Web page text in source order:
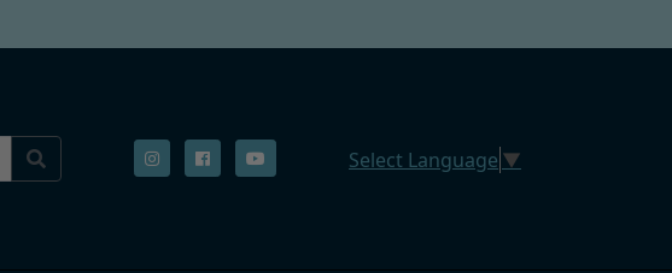
Select Language ▼